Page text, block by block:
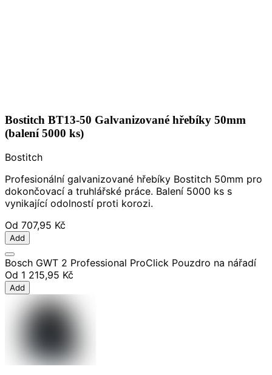
Bostitch BT13-50 Galvanizované hřebíky 50mm
(balení 5000 ks)
Bostitch
Profesionální galvanizované hřebíky Bostitch 50mm pro
dokončovací a truhlářské práce. Balení 5000 ks s
vynikající odolností proti korozi.
Od 707,95 Kč
Add
Bosch GWT 2 Professional ProClick Pouzdro na nářadí
Od 1 215,95 Kč
Add